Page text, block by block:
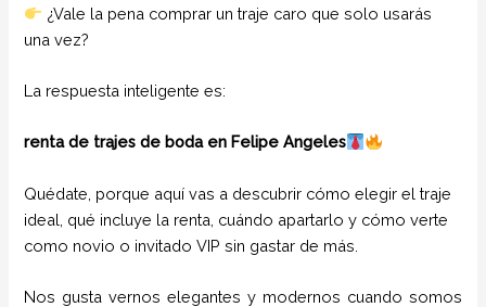
¿Vale la pena comprar un traje caro que solo usarás
una vez?
La respuesta inteligente es:
renta de trajes de boda en Felipe Angeles
Quédate, porque aquí vas a descubrir cómo elegir el traje
ideal, qué incluye la renta, cuándo apartarlo y cómo verte
como novio o invitado VIP sin gastar de más.
Nos gusta vernos elegantes y modernos cuando somos